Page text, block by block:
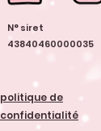
N° siret
43840460000035
politique de
confidentialité